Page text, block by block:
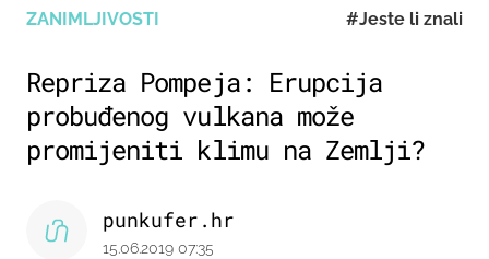
ZANIMLJIVOSTI #Jeste li znali
Repriza Pompeja: Erupcija
probuđenog vulkana može
promijeniti klimu na Zemlji?
punkufer.hr
15.06.2019 07:35